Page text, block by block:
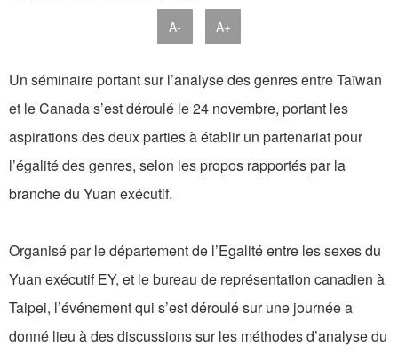
A- A+
Un séminaire portant sur l’analyse des genres entre Taïwan
et le Canada s’est déroulé le 24 novembre, portant les
aspirations des deux parties à établir un partenariat pour
l’égalité des genres, selon les propos rapportés par la
branche du Yuan exécutif.
Organisé par le département de l’Egalité entre les sexes du
Yuan exécutif EY, et le bureau de représentation canadien à
Taipei, l’événement qui s’est déroulé sur une journée a
donné lieu à des discussions sur les méthodes d’analyse du